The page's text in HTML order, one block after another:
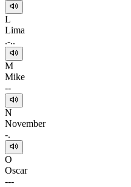
L
Lima
.-..
M
Mike
--
N
November
-.
O
Oscar
---